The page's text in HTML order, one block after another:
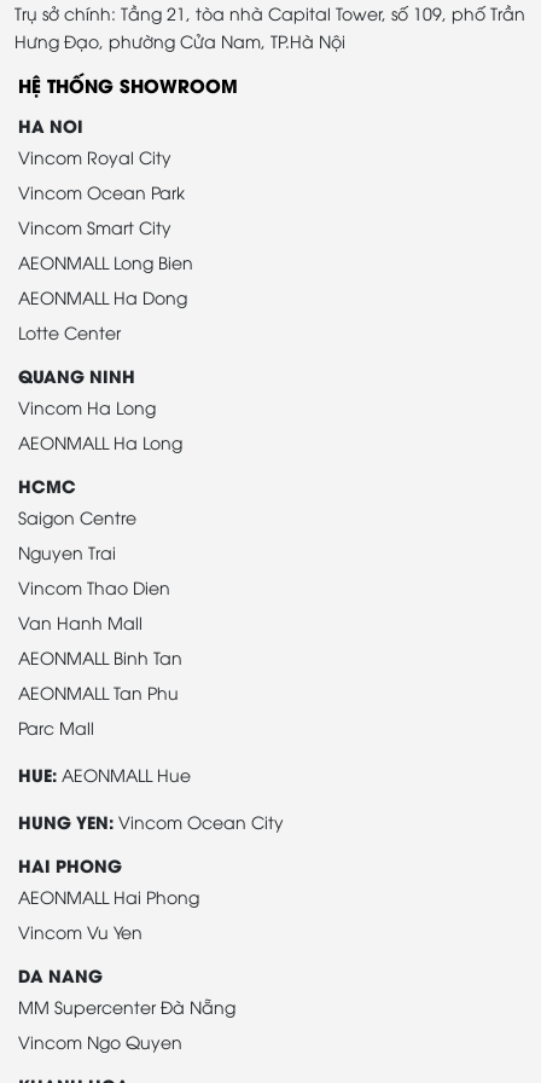
Trụ sở chính: Tầng 21, tòa nhà Capital Tower, số 109, phố Trần
Hưng Đạo, phường Cửa Nam, TP.Hà Nội
HỆ THỐNG SHOWROOM
HA NOI
Vincom Royal City
Vincom Ocean Park
Vincom Smart City
AEONMALL Long Bien
AEONMALL Ha Dong
Lotte Center
QUANG NINH
Vincom Ha Long
AEONMALL Ha Long
HCMC
Saigon Centre
Nguyen Trai
Vincom Thao Dien
Van Hanh Mall
AEONMALL Binh Tan
AEONMALL Tan Phu
Parc Mall
HUE: AEONMALL Hue
HUNG YEN: Vincom Ocean City
HAI PHONG
AEONMALL Hai Phong
Vincom Vu Yen
DA NANG
MM Supercenter Đà Nẵng
Vincom Ngo Quyen